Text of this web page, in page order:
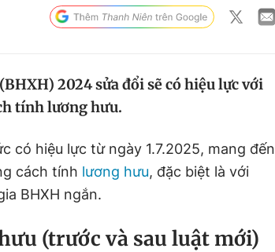
2024 sửa đổi sẽ có hiệu lực với
tính lương hưu.
có hiệu lực từ ngày 1.7.2025, mang đến
cách tính lương hưu, đặc biệt là với
BHXH ngắn.
(trước và sau luật mới)